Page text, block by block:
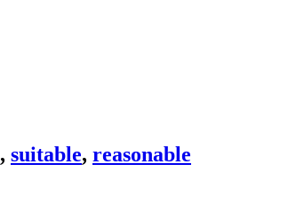
, suitable, reasonable